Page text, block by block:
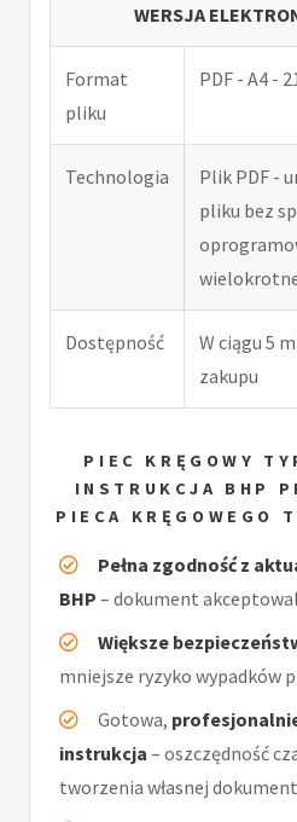
WERSJA
Format
pliku
PDF - A4 -
Technologia
Plik PDF -
pliku bez
Dostępność
W ciągu 5
zakupu
PIEC KRĘGOWY
INSTRUKCJA BHP
PIECA KRĘGOWEGO
Pełna zgodność z
BHP – dokument
Większe
mniejsze ryzyko wypadków
Gotowa,
instrukcja – oszczędność
tworzenia własnej